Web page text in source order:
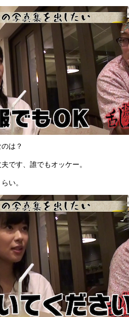
は？
です、誰でもオッケー。
い。